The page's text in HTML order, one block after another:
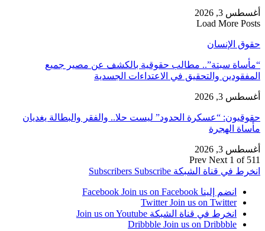
أغسطس 3, 2026
Load More Posts
حقوق الإنسان
“مأساة سبتة”.. مطالب حقوقية بالكشف عن مصير جميع
المفقودين والتحقيق في الاعتداءات الجسدية
أغسطس 3, 2026
حقوقيون: “عسكرة الحدود” ليست حلا.. والفقر والبطالة يغديان
مأساة الهجرة
أغسطس 3, 2026
Prev Next 1 of 511
انخرط في قناة الشبكة
Subscribers Subscribe
انضم إلينا Facebook Join us on Facebook
Twitter Join us on Twitter
انخرط في قناة الشبكة Join us on Youtube
Dribbble Join us on Dribbble